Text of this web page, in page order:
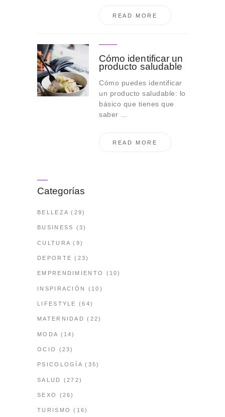
READ MORE
Cómo identificar un
producto saludable
Cómo puedes identificar
un producto saludable: lo
básico que tienes que
saber ...
READ MORE
Categorías
BELLEZA (29)
BUSINESS (3)
CULTURA (9)
DEPORTE (23)
EMPRENDIMIENTO (10)
INSPIRACIÓN (10)
LIFESTYLE (64)
MATERNIDAD (22)
MODA (14)
OCIO (23)
PSICOLOGÍA (35)
SALUD (272)
SEXO (26)
TURISMO (16)